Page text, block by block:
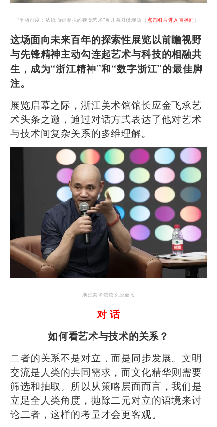
“平板向度：从纸面到虚拟的视觉艺术”展开幕对谈现场（ 点击图片进入直播间 ）
这场面向未来百年的探索性展览以前瞻视野
与先锋精神主动勾连起艺术与科技的相融共
生，成为“浙江精神”和“数字浙江”的最佳脚
注。
展览启幕之际，浙江美术馆馆长应金飞承艺
术头条之邀，通过对话方式表达了他对艺术
与技术间复杂关系的多维理解。
浙江美术馆馆长应金飞
对 话
如何看艺术与技术的关系？
二者的关系不是对立，而是同步发展。文明
交流是人类的共同需求，而文化精华则需要
筛选和抽取。所以从策略层面而言，我们是
立足全人类角度，抛除二元对立的语境来讨
论二者，这样的考量才会更客观。